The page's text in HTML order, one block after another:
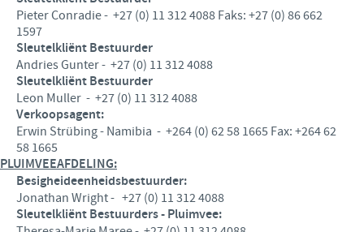
Pieter Conradie - +27 (0) 11 312 4088 Faks: +27 (0) 86 662
1597
Sleutelkliënt Bestuurder
Andries Gunter - +27 (0) 11 312 4088
Sleutelkliënt Bestuurder
Leon Muller - +27 (0) 11 312 4088
Verkoopsagent:
Erwin Strübing - Namibia - +264 (0) 62 58 1665 Fax: +264 62
58 1665
PLUIMVEEAFDELING:
Besigheideenheidsbestuurder:
Jonathan Wright - +27 (0) 11 312 4088
Sleutelkliënt Bestuurders- Pluimvee: